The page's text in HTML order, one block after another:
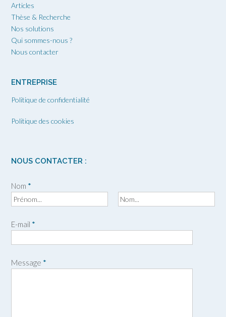
Articles
Thèse & Recherche
Nos solutions
Qui sommes-nous ?
Nous contacter
ENTREPRISE
Politique de confidentialité
Politique des cookies
NOUS CONTACTER :
Nom *
é
E-mail *
Message *